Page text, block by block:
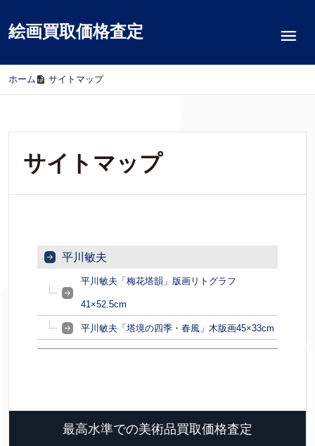
絵画買取価格査定
ホーム / サイトマップ
サイトマップ
平川敏夫
平川敏夫「梅花塔韻」版画リトグラフ
41×52.5cm
平川敏夫「塔境の四季・春風」木版画45×33cm
最高水準での美術品買取価格査定